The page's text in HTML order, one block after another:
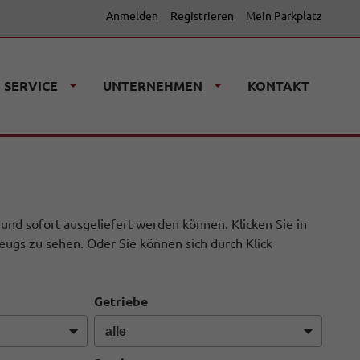
Anmelden Registrieren Mein Parkplatz
SERVICE UNTERNEHMEN KONTAKT
sofort ausgeliefert werden können. Klicken Sie in
zu sehen. Oder Sie können sich durch Klick
Getriebe